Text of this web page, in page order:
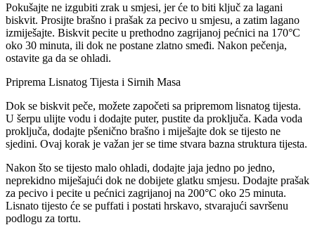
Pokušajte ne izgubiti zrak u smjesi, jer će to biti ključ za lagani
biskvit. Prosijte brašno i prašak za pecivo u smjesu, a zatim lagano
izmiješajte. Biskvit pecite u prethodno zagrijanoj pećnici na 170°C
oko 30 minuta, ili dok ne postane zlatno smeđi. Nakon pečenja,
ostavite ga da se ohladi.
Priprema Lisnatog Tijesta i Sirnih Masa
Dok se biskvit peče, možete započeti sa pripremom lisnatog tijesta.
U šerpu ulijte vodu i dodajte puter, pustite da proključa. Kada voda
proključa, dodajte pšenično brašno i miješajte dok se tijesto ne
sjedini. Ovaj korak je važan jer se time stvara bazna struktura tijesta.
Nakon što se tijesto malo ohladi, dodajte jaja jedno po jedno,
neprekidno miješajući dok ne dobijete glatku smjesu. Dodajte prašak
za pecivo i pecite u pećnici zagrijanoj na 200°C oko 25 minuta.
Lisnato tijesto će se puffati i postati hrskavo, stvarajući savršenu
podlogu za tortu.